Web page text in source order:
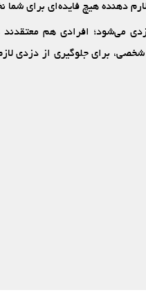
دهنده هیچ فایده‌ای برای
می‌شود؛ افرادی هم
برای جلوگیری از دزدی